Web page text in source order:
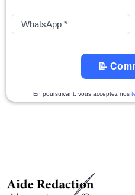
📝
En poursuivant, vous acceptez nos